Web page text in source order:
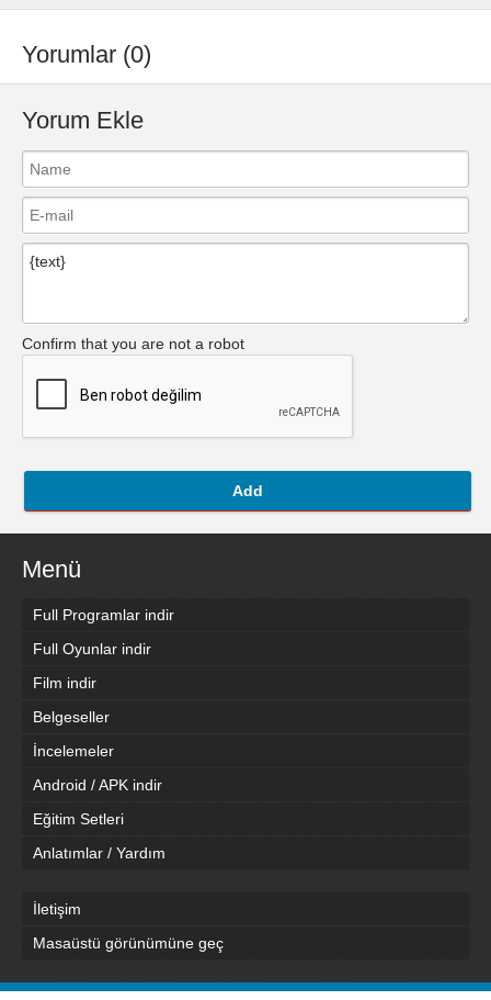
Yorumlar (0)
Yorum Ekle
Confirm that you are not a robot
Add
Menü
Full Programlar indir
Full Oyunlar indir
Film indir
Belgeseller
İncelemeler
Android / APK indir
Eğitim Setleri
Anlatımlar / Yardım
İletişim
Masaüstü görünümüne geç